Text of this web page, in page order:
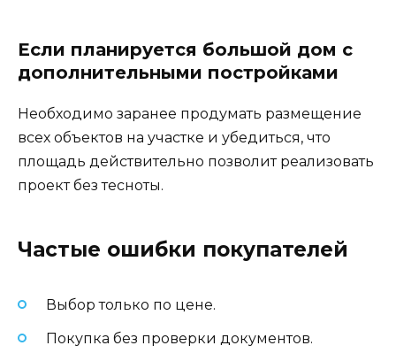
Если планируется большой дом с
дополнительными постройками
Необходимо заранее продумать размещение
всех объектов на участке и убедиться, что
площадь действительно позволит реализовать
проект без тесноты.
Частые ошибки покупателей
Выбор только по цене.
Покупка без проверки документов.